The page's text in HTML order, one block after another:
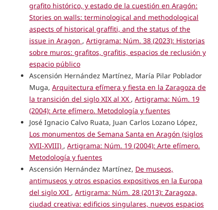
grafito histórico, y estado de la cuestión en Aragón:
Stories on walls: terminological and methodological
aspects of historical graffiti, and the status of the
issue in Aragon , Artigrama: Núm. 38 (2023): Historias
sobre muros: grafitos, grafitis, espacios de reclusión y
espacio público
Ascensión Hernández Martínez, María Pilar Poblador
Muga, Arquitectura efímera y fiesta en la Zaragoza de
la transición del siglo XIX al XX , Artigrama: Núm. 19
(2004): Arte efímero. Metodología y fuentes
José Ignacio Calvo Ruata, Juan Carlos Lozano López,
Los monumentos de Semana Santa en Aragón (siglos
XVII-XVIII) , Artigrama: Núm. 19 (2004): Arte efímero.
Metodología y fuentes
Ascensión Hernández Martínez, De museos,
antimuseos y otros espacios expositivos en la Europa
del siglo XXI , Artigrama: Núm. 28 (2013): Zaragoza,
ciudad creativa: edificios singulares, nuevos espacios